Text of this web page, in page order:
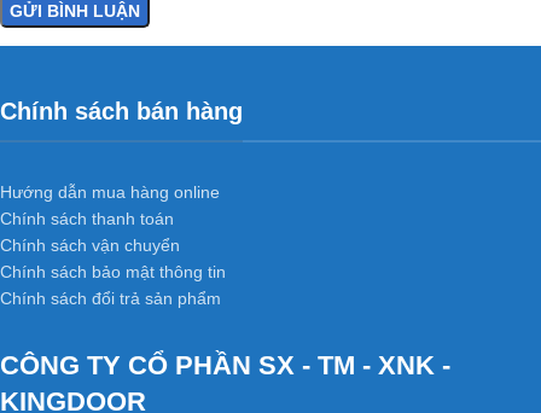
Chính sách bán hàng
Hướng dẫn mua hàng online
Chính sách thanh toán
Chính sách vận chuyển
Chính sách bảo mật thông tin
Chính sách đổi trả sản phẩm
CÔNG TY CỔ PHẦN SX - TM - XNK -
KINGDOOR